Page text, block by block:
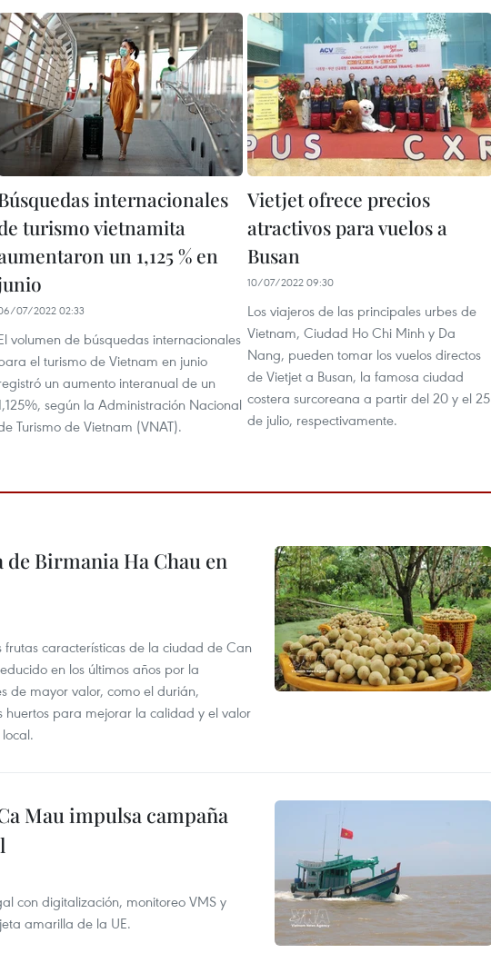
internacionales
turismo vietnamita
un 1,125 % en
07/2022 02:33
volumen de búsquedas internacionales
el turismo de Vietnam en junio
un aumento interanual de un
según la Administración Nacional
Turismo de Vietnam (VNAT).
Vietjet ofrece precios
atractivos para vuelos a
Busan
10/07/2022 09:30
Los viajeros de las principales urbes de
Vietnam, Ciudad Ho Chi Minh y Da
Nang, pueden tomar los vuelos directos
de Vietjet a Busan, la famosa ciudad
costera surcoreana a partir del 20 y el 25
de julio, respectivamente.
de Birmania Ha Chau en
características de la ciudad de Can
en los últimos años por la
de mayor valor, como el durián,
huertos para mejorar la calidad y el valor
Mau impulsa campaña
con digitalización, monitoreo VMS y
amarilla de la UE.